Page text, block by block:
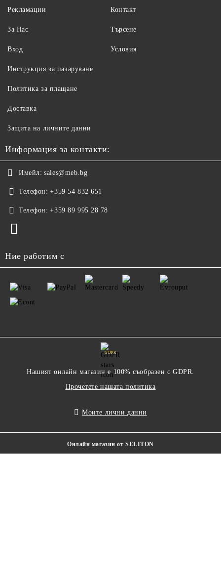
Рекламации
За Нас
Вход
Контакт
Търсене
Условия
Инструкция за пазаруване
Политика за плащане
Доставка
Защита на личните данни
Информация за контакти:
Имейл: sales@meb.bg
Телефон: +359 54 832 651
Телефон: +359 89 995 28 78
Ние работим с
GDPR
Нашият онлайн магазин е 100% съобразен с GDPR.
Прочетете нашата политика
Моите лични данни
Онлайн магазин от SELITON